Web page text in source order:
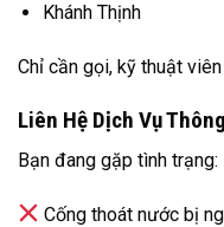
Khánh Thịnh
Chỉ cần gọi, kỹ thuật
Liên Hệ Dịch Vụ
Bạn đang gặp tình trạng:
Cống thoát nước bị